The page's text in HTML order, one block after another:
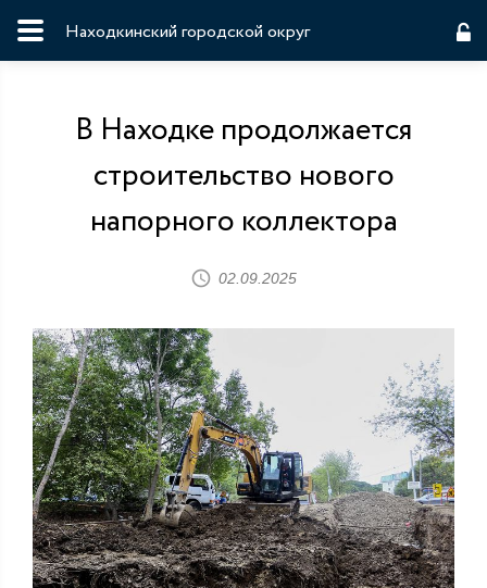
Находкинский городской округ
В Находке продолжается
строительство нового
напорного коллектора
02.09.2025